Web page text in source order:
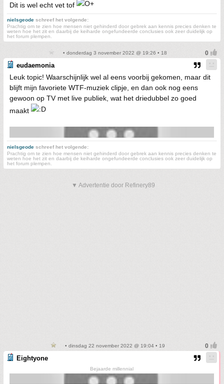
Dit is wel echt vet tof
nielsgeode schreef het volgende:
Prachtig om te zien hoe mensen niet gehinderd door gebrek aan kennis precies denken te
weten hoe het zit en daarbij de keiharde ongefundeerde conclusies ook zeer duidelijk op
het forum plempen.
• donderdag 3 november 2022 @ 19:26 • 18
eudaemonia
Leuk topic! Waarschijnlijk wel al eens voorbij gekomen, maar dit
blijft mijn favoriete WTF-muziek clipje, en dan ook nog eens
gewoon op TV met live publiek, wat het driedubbel zo goed
maakt
nielsgeode schreef het volgende:
Prachtig om te zien hoe mensen niet gehinderd door gebrek aan kennis precies denken te
weten hoe het zit en daarbij de keiharde ongefundeerde conclusies ook zeer duidelijk op
het forum plempen.
▼ Advertentie door Refinery89
• dinsdag 22 november 2022 @ 19:04 • 19
Eightyone
Bejaarde millennial